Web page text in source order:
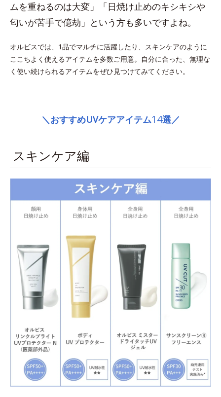
ムを重ねるのは大変」「日焼け止めのキシキシや
匂いが苦手で億劫」という方も多いですよね。
オルビスでは、1品でマルチに活躍したり、スキンケアのように
ここちよく使えるアイテムを多数ご用意。自分に合った、無理な
く使い続けられるアイテムをぜひ見つけてみてください。
＼おすすめUVケアアイテム14選／
スキンケア編